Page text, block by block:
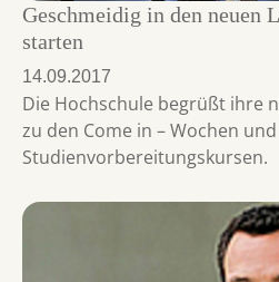
Geschmeidig in den neuen
starten
14.09.2017
Die Hochschule begrüßt ihre
zu den Come in – Wochen und
Studienvorbereitungskursen.